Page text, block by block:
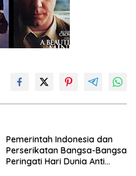
Pemerintah Indonesia dan
Perserikatan Bangsa-Bangsa
Peringati Hari Dunia Anti